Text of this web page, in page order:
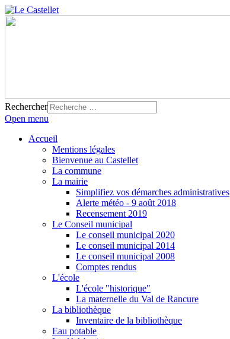
Rechercher
Open menu
Accueil
Mentions légales
Bienvenue au Castellet
La commune
La mairie
Simplifiez vos démarches administratives
Alerte météo - 9 août 2018
Recensement 2019
Le Conseil municipal
Le conseil municipal 2020
Le conseil municipal 2014
Le conseil municipal 2008
Comptes rendus
L'école
L'école "historique"
La maternelle du Val de Rancure
La bibliothèque
Inventaire de la bibliothèque
Eau potable